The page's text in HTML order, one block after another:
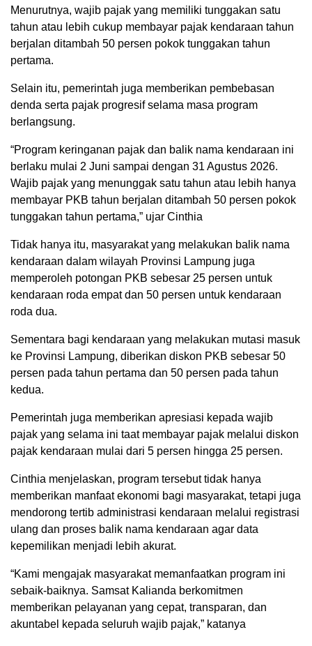
Menurutnya, wajib pajak yang memiliki tunggakan satu
tahun atau lebih cukup membayar pajak kendaraan tahun
berjalan ditambah 50 persen pokok tunggakan tahun
pertama.
Selain itu, pemerintah juga memberikan pembebasan
denda serta pajak progresif selama masa program
berlangsung.
“Program keringanan pajak dan balik nama kendaraan ini
berlaku mulai 2 Juni sampai dengan 31 Agustus 2026.
Wajib pajak yang menunggak satu tahun atau lebih hanya
membayar PKB tahun berjalan ditambah 50 persen pokok
tunggakan tahun pertama,” ujar Cinthia
Tidak hanya itu, masyarakat yang melakukan balik nama
kendaraan dalam wilayah Provinsi Lampung juga
memperoleh potongan PKB sebesar 25 persen untuk
kendaraan roda empat dan 50 persen untuk kendaraan
roda dua.
Sementara bagi kendaraan yang melakukan mutasi masuk
ke Provinsi Lampung, diberikan diskon PKB sebesar 50
persen pada tahun pertama dan 50 persen pada tahun
kedua.
Pemerintah juga memberikan apresiasi kepada wajib
pajak yang selama ini taat membayar pajak melalui diskon
pajak kendaraan mulai dari 5 persen hingga 25 persen.
Cinthia menjelaskan, program tersebut tidak hanya
memberikan manfaat ekonomi bagi masyarakat, tetapi juga
mendorong tertib administrasi kendaraan melalui registrasi
ulang dan proses balik nama kendaraan agar data
kepemilikan menjadi lebih akurat.
“Kami mengajak masyarakat memanfaatkan program ini
sebaik-baiknya. Samsat Kalianda berkomitmen
memberikan pelayanan yang cepat, transparan, dan
akuntabel kepada seluruh wajib pajak,” katanya